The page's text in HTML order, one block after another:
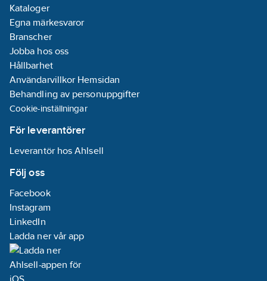
Kataloger
Egna märkesvaror
Branscher
Jobba hos oss
Hållbarhet
Användarvillkor Hemsidan
Behandling av personuppgifter
Cookie-inställningar
För leverantörer
Leverantör hos Ahlsell
Följ oss
Facebook
Instagram
LinkedIn
Ladda ner vår app